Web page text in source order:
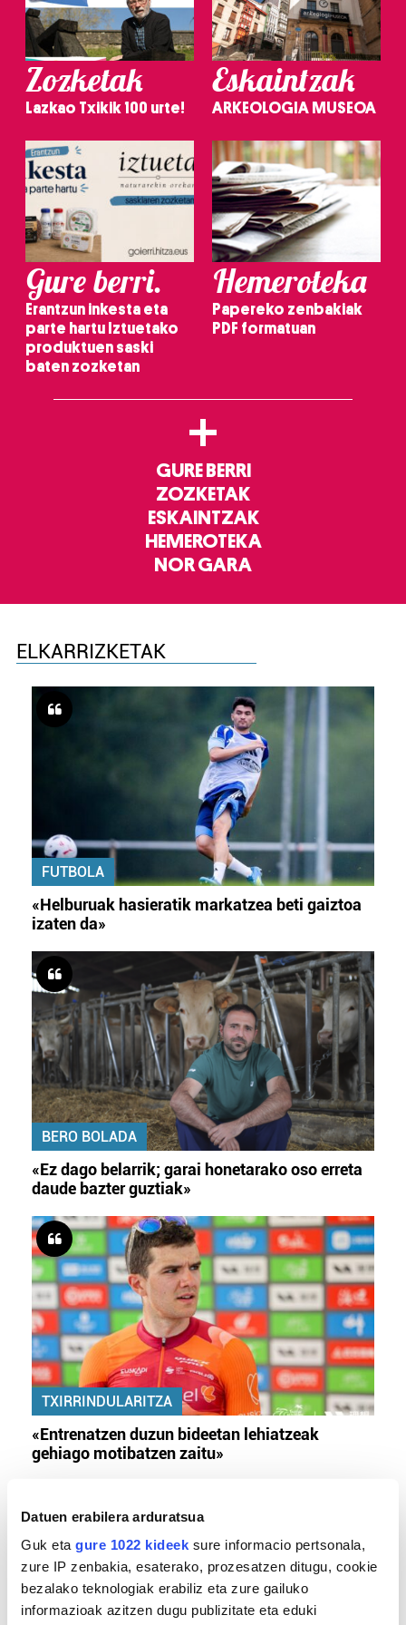
Datuen erabilera arduratsua
Guk eta gure 1022 kideek sure informacio pertsonala,
zure IP zenbakia, esaterako, prozesatzen ditugu, cookie
bezalako teknologiak erabiliz eta zure gailuko
informazioak azitzen dugu publizitate eta eduki
Zozketak
Lazkao Txikik 100 urte!
Eskaintzak
ARKEOLOGIA MUSEOA
Gure berri.
Erantzun inkesta eta
parte hartu Iztuetako
produktuen saski
baten zozketan
Hemeroteka
Papereko zenbakiak
PDF formatuan
+
GURE BERRI
ZOZKETAK
ESKAINTZAK
HEMEROTEKA
NOR GARA
ELKARRIZKETAK
FUTBOLA
«Helburuak hasieratik markatzea beti gaiztoa
izaten da»
BERO BOLADA
«Ez dago belarrik; garai honetarako oso erreta
daude bazter guztiak»
TXIRRINDULARITZA
«Entrenatzen duzun bideetan lehiatzeak
gehiago motibatzen zaitu»